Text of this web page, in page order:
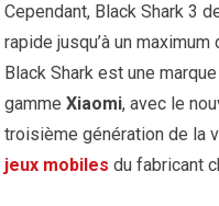
Cependant, Black Shark 3
rapide jusqu’à un maximum
Black Shark est une
gammeXiaomi, avec le
troisième génération de la
jeux mobiles du fabricant